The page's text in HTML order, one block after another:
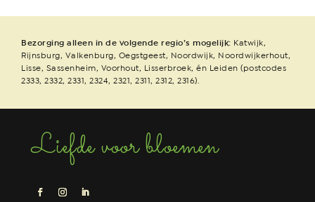
Bezorging alleen in de volgende regio’s mogelijk: Katwijk,
Rijnsburg, Valkenburg, Oegstgeest, Noordwijk, Noordwijkerhout,
Lisse, Sassenheim, Voorhout, Lisserbroek, én Leiden (postcodes
2333, 2332, 2331, 2324, 2321, 2311, 2312, 2316).
Liefde voor bloemen